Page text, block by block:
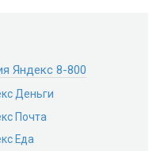
Яндекс 8-800
Деньги
Почта
Еда